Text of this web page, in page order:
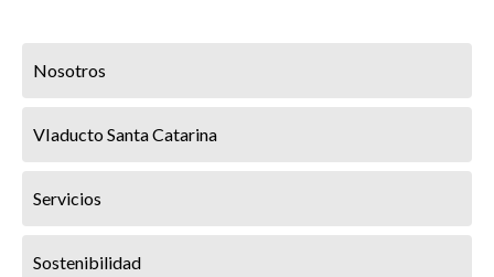
Nosotros
VIaducto Santa Catarina
Servicios
Sostenibilidad